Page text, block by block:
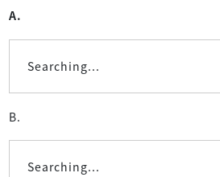
A.
Searching...
B.
Searching...